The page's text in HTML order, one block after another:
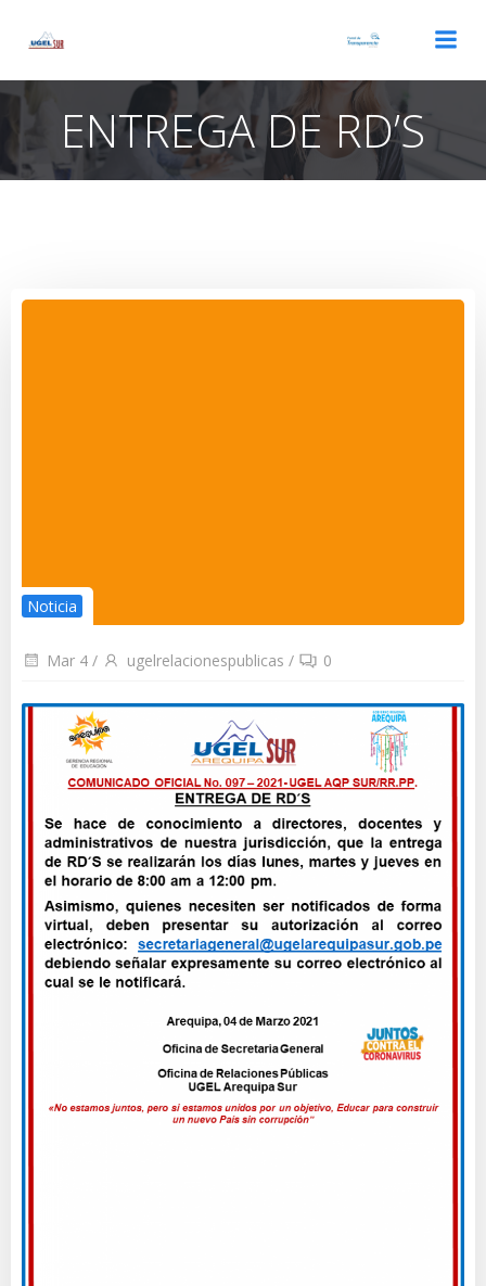
ENTREGA DE RD’S
Noticia
Mar 4 / ugelrelacionespublicas / 0